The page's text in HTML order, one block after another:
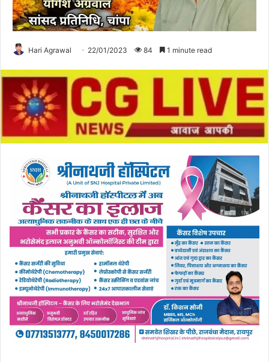
Hari Agrawal 22/01/2023 84 1 minute read